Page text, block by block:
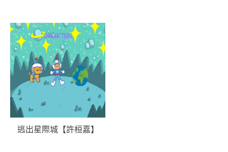
逃出星際城【許桓嘉】